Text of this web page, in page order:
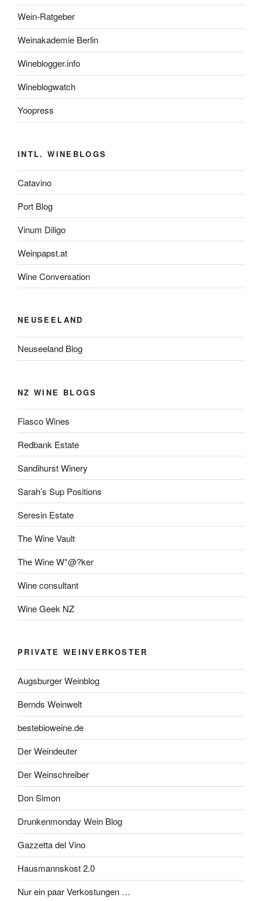
Wein-Ratgeber
Weinakademie Berlin
Wineblogger.info
Wineblogwatch
Yoopress
INTL. WINEBLOGS
Catavino
Port Blog
Vinum Diligo
Weinpapst.at
Wine Conversation
NEUSEELAND
Neuseeland Blog
NZ WINE BLOGS
Fiasco Wines
Redbank Estate
Sandihurst Winery
Sarah’s Sup Positions
Seresin Estate
The Wine Vault
The Wine W*@?ker
Wine consultant
Wine Geek NZ
PRIVATE WEINVERKOSTER
Augsburger Weinblog
Bernds Weinwelt
bestebioweine.de
Der Weindeuter
Der Weinschreiber
Don Simon
Drunkenmonday Wein Blog
Gazzetta del Vino
Hausmannskost 2.0
Nur ein paar Verkostungen …